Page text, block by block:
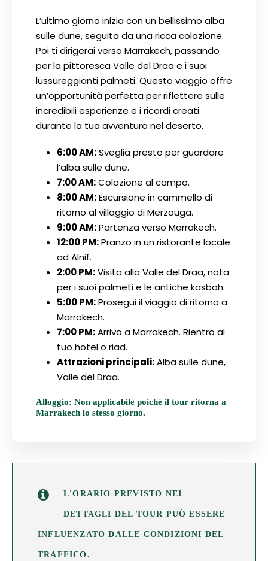
L’ultimo giorno inizia con un bellissimo alba
sulle dune, seguita da una ricca colazione.
Poi ti dirigerai verso Marrakech, passando
per la pittoresca Valle del Draa e i suoi
lussureggianti palmeti. Questo viaggio offre
un’opportunità perfetta per riflettere sulle
incredibili esperienze e i ricordi creati
durante la tua avventura nel deserto.
6:00 AM:Sveglia presto per guardare
l’alba sulle dune.
7:00 AM:Colazione al campo.
8:00 AM:Escursione in cammello di
ritorno al villaggio di Merzouga.
9:00 AM:Partenza verso Marrakech.
12:00 PM:Pranzo in un ristorante locale
ad Alnif.
2:00 PM:Visita alla Valle del Draa, nota
per i suoi palmeti e le antiche kasbah.
5:00 PM:Prosegui il viaggio di ritorno a
Marrakech.
7:00 PM:Arrivo a Marrakech. Rientro al
tuo hotel o riad.
Attrazioni principali:Alba sulle dune,
Valle del Draa.
Alloggio: Non applicabile poiché il tour ritorna a
Marrakech lo stesso giorno.
L'ORARIO PREVISTO NEI
DETTAGLI DEL TOUR PUÒ ESSERE
INFLUENZATO DALLE CONDIZIONI DEL
TRAFFICO.